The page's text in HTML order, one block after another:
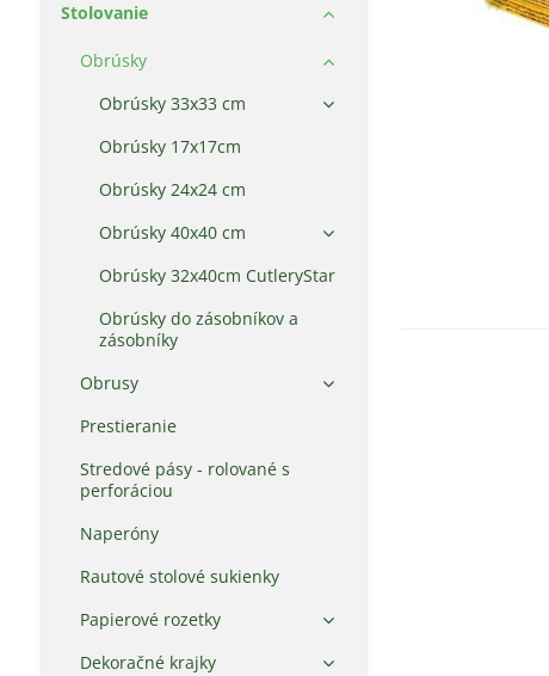
Stolovanie
Obrúsky
Obrúsky 33x33 cm
Obrúsky 17x17cm
Obrúsky 24x24 cm
Obrúsky 40x40 cm
Obrúsky 32x40cm CutleryStar
Obrúsky do zásobníkov a
zásobníky
Obrusy
Prestieranie
Stredové pásy - rolované s
perforáciou
Naperóny
Rautové stolové sukienky
Papierové rozetky
Dekoračné krajky